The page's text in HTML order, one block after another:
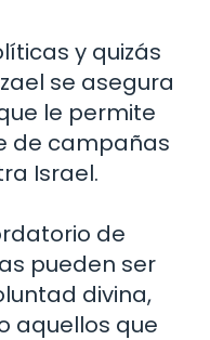
y quizás
se asegura
le permite
de campañas
Israel.
de
pueden ser
divina,
aquellos que